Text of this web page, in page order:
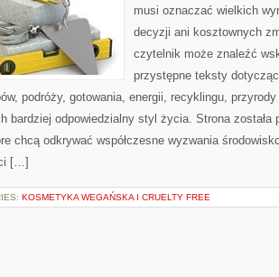
musi oznaczać wielkich
decyzji ani kosztownych
czytelnik może znaleźć
przystępne teksty
podróży, gotowania, energii, recyklingu,
bardziej odpowiedzialny styl życia. Strona została
chcą odkrywać współczesne wyzwania
[…]
KOSMETYKA WEGAŃSKA I CRUELTY FREE